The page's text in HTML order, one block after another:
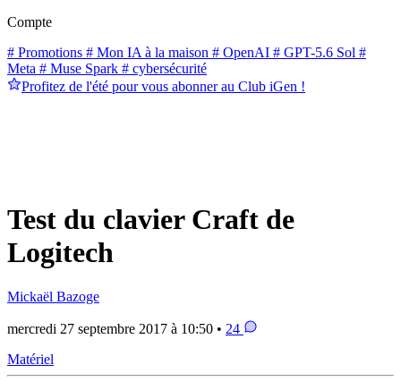
Compte
# Promotions # Mon IA à la maison # OpenAI # GPT-5.6 Sol #
Meta # Muse Spark # cybersécurité
Profitez de l'été pour vous abonner au Club iGen !
Test du clavier Craft de
Logitech
Mickaël Bazoge
mercredi 27 septembre 2017 à 10:50 • 24
Matériel